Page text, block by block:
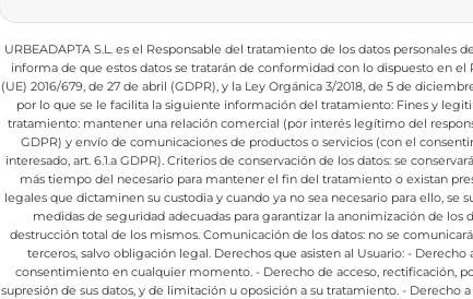
URBEADAPTA S.L. es el Responsable del tratamiento de los datos personales
informa de que estos datos se tratarán de conformidad con lo dispuesto en el
(UE) 2016/679, de 27 de abril (GDPR), y la Ley Orgánica 3/2018, de 5 de
por lo que se le facilita la siguiente información del tratamiento: Fines y
tratamiento: mantener una relación comercial (por interés legítimo del
GDPR) y envío de comunicaciones de productos o servicios (con el
interesado, art. 6.1.a GDPR). Criterios de conservación de los datos: se
más tiempo del necesario para mantener el fin del tratamiento o existan
legales que dictaminen su custodia y cuando ya no sea necesario para ello, se
medidas de seguridad adecuadas para garantizar la anonimización de los
destrucción total de los mismos. Comunicación de los datos: no se
terceros, salvo obligación legal.Derechos que asisten al Usuario:- Derecho
consentimiento en cualquier momento. - Derecho de acceso, rectificación,
supresión de sus datos, y de limitación u oposición a su tratamiento.- Derecho a